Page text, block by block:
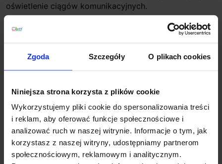
Zgoda Szczegóły O plikach cookies
Niniejsza strona korzysta z plików cookie
Wykorzystujemy pliki cookie do spersonalizowania treści
i reklam, aby oferować funkcje społecznościowe i
analizować ruch w naszej witrynie. Informacje o tym, jak
korzystasz z naszej witryny, udostępniamy partnerom
społecznościowym, reklamowym i analitycznym.
oświetlenie ciągów komunikacyjnych.
Parametry techniczne:
Źródło światłaLED
Moc2x10W
Strumień świetlny1800lm
Szerokość11,4 cm
Długość22,8 cm
Wysokość1,5 cm
Głębokość montażowa9 cm
Kolorbiały/miedź, brązowy/złoty,